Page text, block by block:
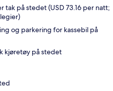
tak på stedet (USD 73.16 per natt;
og parkering for kassebil på
kjøretøy på stedet